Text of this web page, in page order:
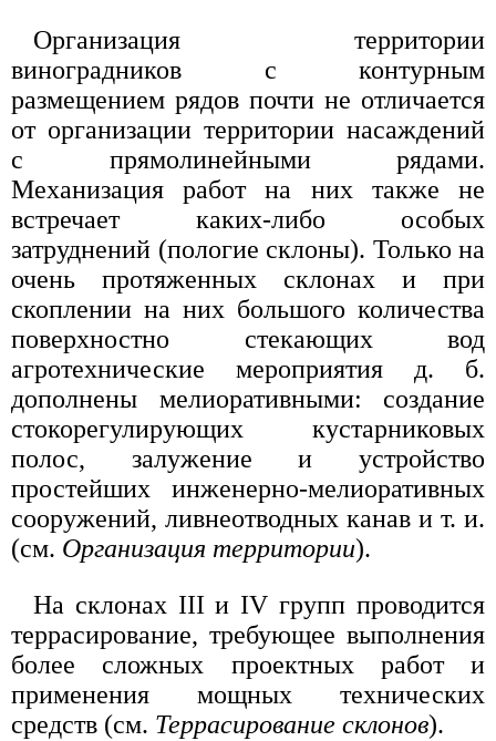
Организация территории
виноградников с контурным
размещением рядов почти не отличается
от организации территории насаждений
с прямолинейными рядами.
Механизация работ на них также не
встречает каких-либо особых
затруднений (пологие склоны). Только на
очень протяженных склонах и при
скоплении на них большого количества
поверхностно стекающих вод
агротехнические мероприятия д. б.
дополнены мелиоративными: создание
стокорегулирующих кустарниковых
полос, залужение и устройство
простейших инженерно-мелиоративных
сооружений, ливнеотводных канав и т. и.
(см. Организация территории).
На склонах III и IV групп проводится
террасирование, требующее выполнения
более сложных проектных работ и
применения мощных технических
средств (см. Террасирование склонов).